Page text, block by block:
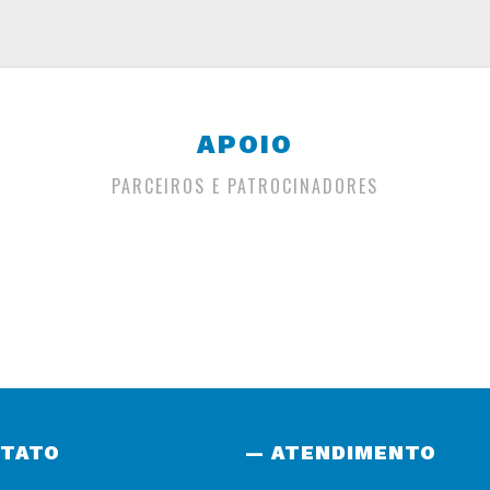
APOIO
PARCEIROS E PATROCINADORES
— ATENDIMENTO